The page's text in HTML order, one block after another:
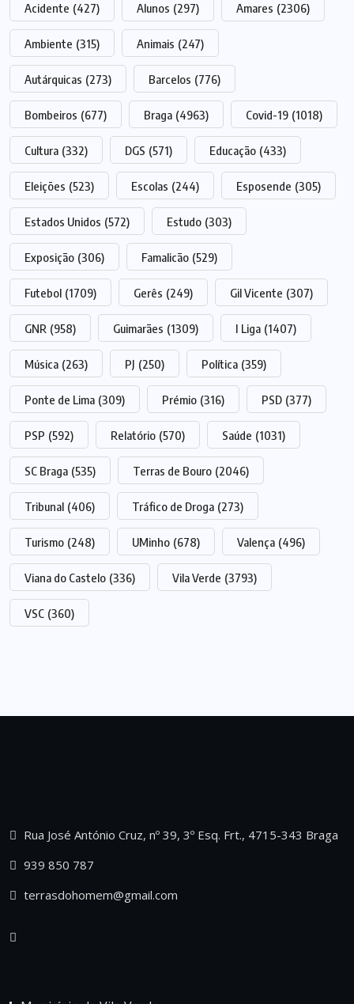
Acidente (427) Alunos (297) Amares (2306)
Ambiente (315) Animais (247)
Autárquicas (273) Barcelos (776)
Bombeiros (677) Braga (4963) Covid-19 (1018)
Cultura (332) DGS (571) Educação (433)
Eleições (523) Escolas (244) Esposende (305)
Estados Unidos (572) Estudo (303)
Exposição (306) Famalicão (529)
Futebol (1709) Gerês (249) Gil Vicente (307)
GNR (958) Guimarães (1309) I Liga (1407)
Música (263) PJ (250) Política (359)
Ponte de Lima (309) Prémio (316) PSD (377)
PSP (592) Relatório (570) Saúde (1031)
SC Braga (535) Terras de Bouro (2046)
Tribunal (406) Tráfico de Droga (273)
Turismo (248) UMinho (678) Valença (496)
Viana do Castelo (336) Vila Verde (3793)
VSC (360)
Rua José António Cruz, nº 39, 3º Esq. Frt., 4715-343 Braga
939 850 787
terrasdohomem@gmail.com